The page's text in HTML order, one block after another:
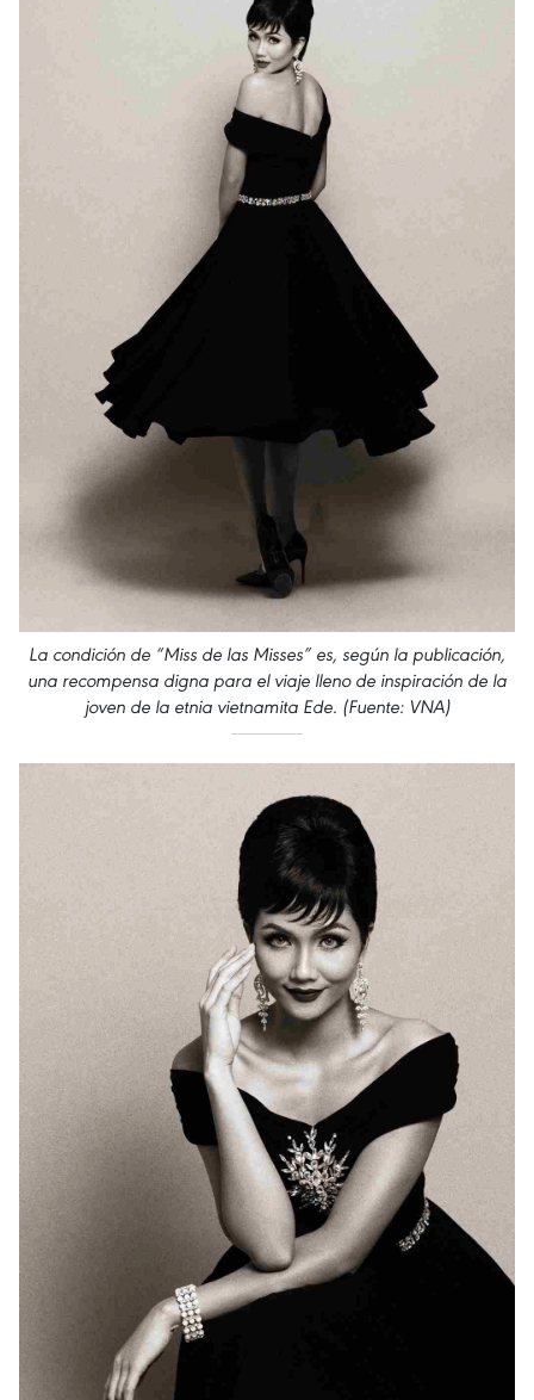
La condición de “Miss de las Misses” es, según la publicación,
una recompensa digna para el viaje lleno de inspiración de la
joven de la etnia vietnamita Ede. (Fuente: VNA)